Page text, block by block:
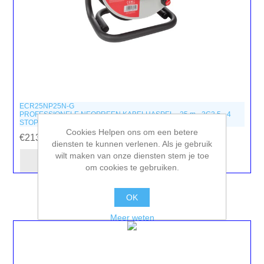
ECR25NP25N-G
PROFESSIONELE NEOPREEN KABELHASPEL - 25 m - 3G2.5 - 4
STOPCONTACTEN
€213,10 incl. BTW
Cookies Helpen ons om een betere
diensten te kunnen verlenen. Als je gebruik
wilt maken van onze diensten stem je toe
om cookies te gebruiken.
OK
Meer weten